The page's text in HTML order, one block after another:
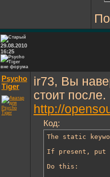
29.08.2010
16:25
Psycho
Tiger
ir73, Вы
стоит
http://
Код:
The static
If present, put
Do this: